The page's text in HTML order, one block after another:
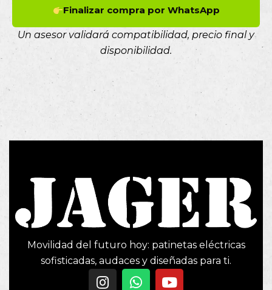
Finalizar compra por WhatsApp
Un asesor validará compatibilidad, precio final y
disponibilidad.
Movilidad del futuro hoy: patinetas eléctricas
sofisticadas, audaces y diseñadas para ti.